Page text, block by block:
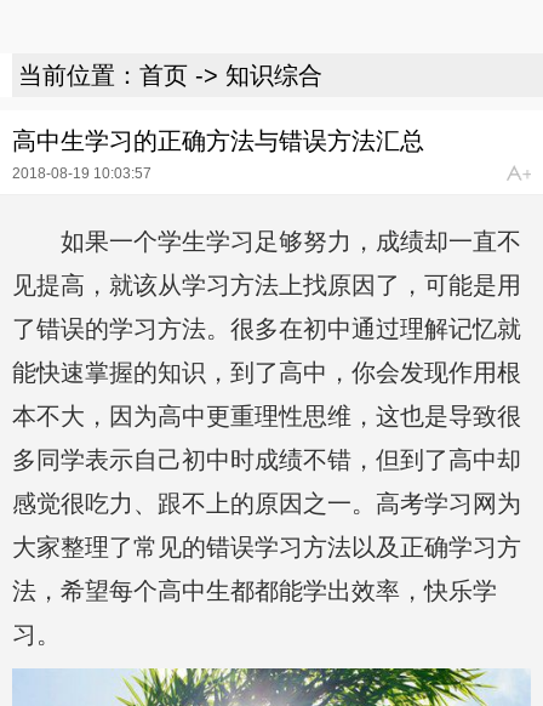
当前位置： 首页 -> 知识综合
高中生学习的正确方法与错误方法汇总
2018-08-19 10:03:57
如果一个学生学习足够努力，成绩却一直不
见提高，就该从学习方法上找原因了，可能是用
了错误的学习方法。很多在初中通过理解记忆就
能快速掌握的知识，到了高中，你会发现作用根
本不大，因为高中更重理性思维，这也是导致很
多同学表示自己初中时成绩不错，但到了高中却
感觉很吃力、跟不上的原因之一。高考学习网为
大家整理了常见的错误学习方法以及正确学习方
法，希望每个高中生都都能学出效率，快乐学
习。